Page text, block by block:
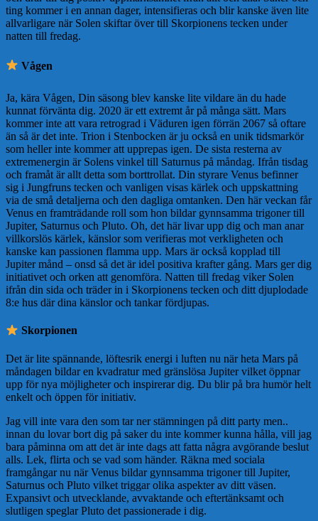
ting kommer i en annan dager, intensifieras och blir kanske även lite
allvarligare när Solen skiftar över till Skorpionens tecken under
natten till fredag.
️ Vågen
Ja, kära Vågen, Din säsong blev kanske lite vildare än du hade
kunnat förvänta dig. 2020 är ett extremt år på många sätt. Mars
kommer inte att vara retrograd i Väduren igen förrän 2067 så oftare
än så är det inte. Trion i Stenbocken är ju också en unik tidsmarkör
som heller inte kommer att upprepas igen. De sista resterna av
extremenergin är Solens vinkel till Saturnus på måndag. Ifrån tisdag
och framåt är allt detta som borttrollat. Din styrare Venus befinner
sig i Jungfruns tecken och vanligen visas kärlek och uppskattning
via de små detaljerna och den dagliga omtanken. Den här veckan får
Venus en framträdande roll som hon bildar gynnsamma trigoner till
Jupiter, Saturnus och Pluto. Oh, det här livar upp dig och man anar
villkorslös kärlek, känslor som verifieras mot verkligheten och
kanske kan passionen flamma upp. Mars är också kopplad till
Jupiter månd – onsd så det är idel positiva krafter gång. Mars ger dig
initiativet och orken att genomföra. Natten till fredag viker Solen
ifrån din sida och träder in i Skorpionens tecken och ditt djuplodade
8:e hus där dina känslor och tankar fördjupas.
Skorpionen
Det är lite spännande, löftesrik energi i luften nu när heta Mars på
måndagen bildar en kvadratur med gränslösa Jupiter vilket öppnar
upp för nya möjligheter och inspirerar dig. Du blir på bra humör helt
enkelt och öppen för initiativ.
Jag vill inte vara den som tar ner stämningen på ditt party men..
innan du lovar bort dig på saker du inte kommer kunna hålla, vill jag
bara påminna om att det är inte dags att fatta några avgörande beslut
alls. Lek, flirta och se vad som händer. Räkna med sociala
framgångar nu när Venus bildar gynnsamma trigoner till Jupiter,
Saturnus och Pluto vilket triggar olika aspekter av ditt väsen.
Expansivt och utvecklande, avvaktande och eftertänksamt och
slutligen speglar Pluto det passionerade i dig.